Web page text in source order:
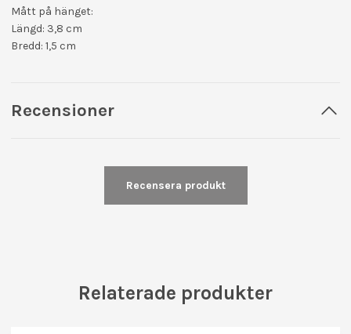
Mått på hänget:
Längd: 3,8 cm
Bredd: 1,5 cm
Recensioner
Recensera produkt
Relaterade produkter